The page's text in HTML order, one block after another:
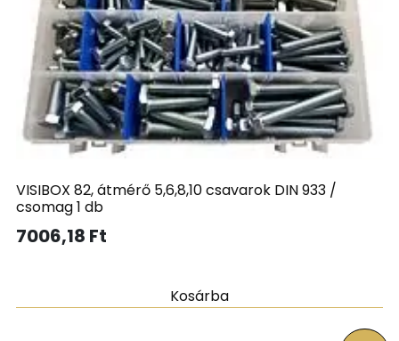
VISIBOX 82, átmérő 5,6,8,10 csavarok DIN 933 /
csomag 1 db
7006,18 Ft
Kosárba